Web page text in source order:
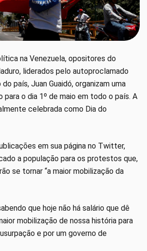
na Venezuela, opositores do
liderados pelo autoproclamado
país, Juan Guaidó, organizam uma
para o dia 1º de maio em todo o país. A
celebrada como Dia do
em sua página no Twitter,
a população para os protestos que,
se tornar “a maior mobilização da
que hoje não há salário que dê
mobilização de nossa história para
e por um governo de